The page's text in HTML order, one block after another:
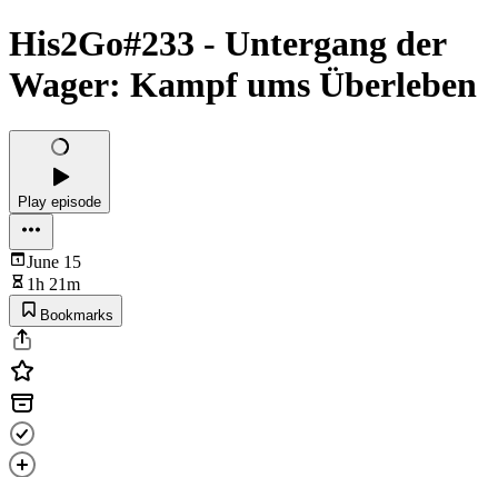
His2Go#233 - Untergang der
Wager: Kampf ums Überleben
Play episode
June 15
1h 21m
Bookmarks